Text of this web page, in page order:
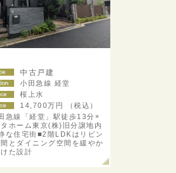
中古戸建
小田急線 経堂
桜上水
14,700万円 （税込）
急線「経堂」駅徒歩13分×
タホーム東京(株)旧分譲地内
な住宅街■2階LDKはリビン
とダイニング空間を緩やか
た設計